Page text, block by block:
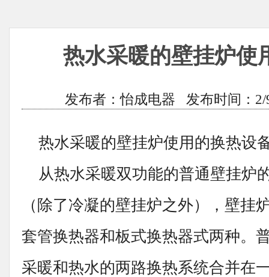
热水采暖的壁挂炉使
发布者：怡成电器 发布时间：2/
热水采暖的壁挂炉使用的换热设
从热水采暖双功能的普通壁挂炉
（除了冷凝的壁挂炉之外），壁挂
套管换热器和板式换热器式两种。
采暖和热水的两路换热系统合并在